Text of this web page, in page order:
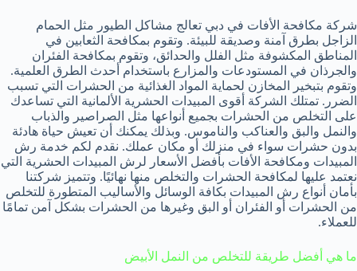
شركة مكافحة الأفات في دبي تعالج مشاكل الطيور مثل الحمام
الزاجل بطرق آمنة وصديقة للبيئة. وتقوم بمكافحة الثعابين في
المناطق المكشوفة مثل الفلل والحدائق، وتقوم بمكافحة الفئران
والجرذان في المستودعات والمزارع باستخدام أحدث الطرق العلمية.
وتقوم بتبخير المخازن لحماية المواد الغذائية من الحشرات التي تسبب
الضرر. تمتلك الشركة أقوى المبيدات الحشرية الألمانية التي تساعدك
على التخلص من الحشرات بجميع أنواعها مثل الصراصير والذباب
والنمل والبق والعناكب والناموس. وبذلك يمكنك أن تعيش حياة هادئة
بدون حشرات سواء في منزلك أو مكان عملك. نقدم لكم خدمة رش
المبيدات ومكافحة الأفات بأفضل الأسعار لرش المبيدات الحشرية التي
نعتمد عليها لمكافحة الحشرات والتخلص منها نهائيًا. وتتميز شركتنا
بأمان أنواع رش المبيدات بكافة الوسائل والأساليب المتطورة للتخلص
من الحشرات أو الفئران أو البق وغيرها من الحشرات بشكل آمن تمامًا
للعملاء.
ما هي أفضل طريقة للتخلص من النمل الأبيض